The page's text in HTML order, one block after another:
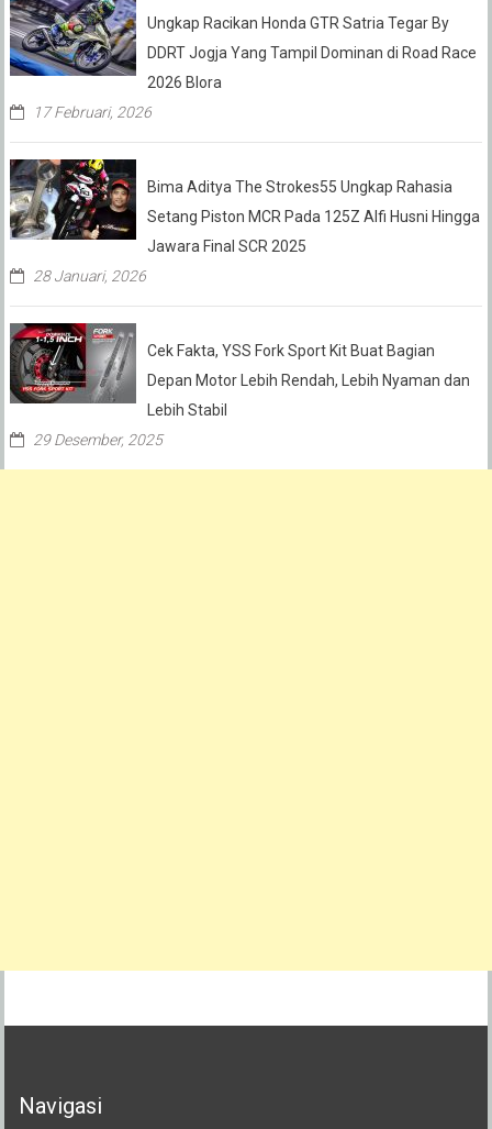
Ungkap Racikan Honda GTR Satria Tegar By
DDRT Jogja Yang Tampil Dominan di Road Race
2026 Blora
17 Februari, 2026
Bima Aditya The Strokes55 Ungkap Rahasia
Setang Piston MCR Pada 125Z Alfi Husni Hingga
Jawara Final SCR 2025
28 Januari, 2026
Cek Fakta, YSS Fork Sport Kit Buat Bagian
Depan Motor Lebih Rendah, Lebih Nyaman dan
Lebih Stabil
29 Desember, 2025
Navigasi